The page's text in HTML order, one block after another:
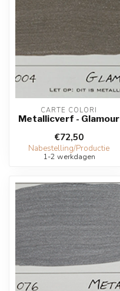
CARTE COLORI
Metallicverf - Glamour
€72,50
Nabestelling/Productie
1-2 werkdagen